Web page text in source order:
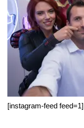
[instagram-feed feed=1]